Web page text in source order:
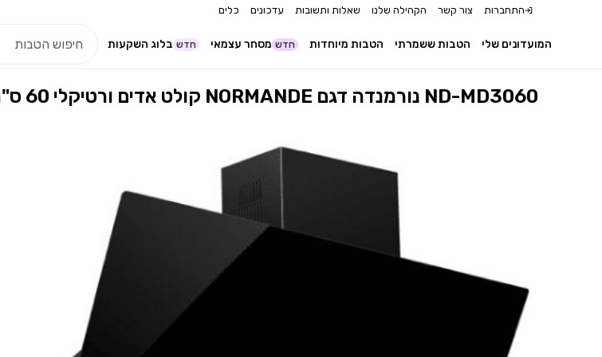
התחברות צור קשר הקהילה שלנו שאלות ותשובות עדכונים כלים
בלוג השקעות חדש מסחר עצמאי חדש הטבות מיוחדות הטבות ששמרתי המועדונים שלי
קולט אדים ורטיקלי 60 ס"מ NORMANDE נורמנדה דגם ND-MD3060